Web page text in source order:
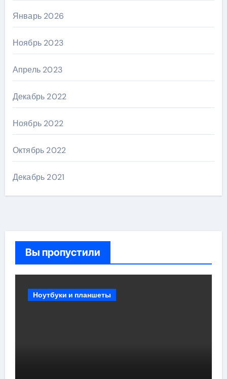
Январь 2026
Ноябрь 2023
Апрель 2023
Декабрь 2022
Ноябрь 2022
Октябрь 2022
Декабрь 2021
Вы пропустили
Ноутбуки и планшеты